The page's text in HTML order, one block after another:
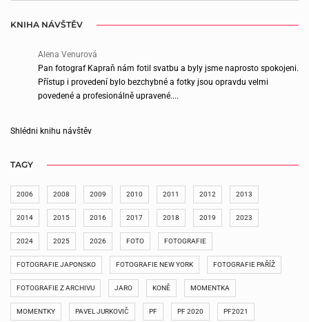
KNIHA NÁVŠTĚV
Alena Venurová
Pan fotograf Kapraň nám fotil svatbu a byly jsme naprosto spokojeni.
Přístup i provedení bylo bezchybné a fotky jsou opravdu velmi
povedené a profesionálně upravené....
Shlédni knihu návštěv
TAGY
2006 2008 2009 2010 2011 2012 2013
2014 2015 2016 2017 2018 2019 2023
2024 2025 2026 FOTO FOTOGRAFIE
FOTOGRAFIE JAPONSKO FOTOGRAFIE NEW YORK FOTOGRAFIE PAŘÍŽ
FOTOGRAFIE Z ARCHIVU JARO KONĚ MOMENTKA
MOMENTKY PAVEL JURKOVIČ PF PF 2020 PF2021